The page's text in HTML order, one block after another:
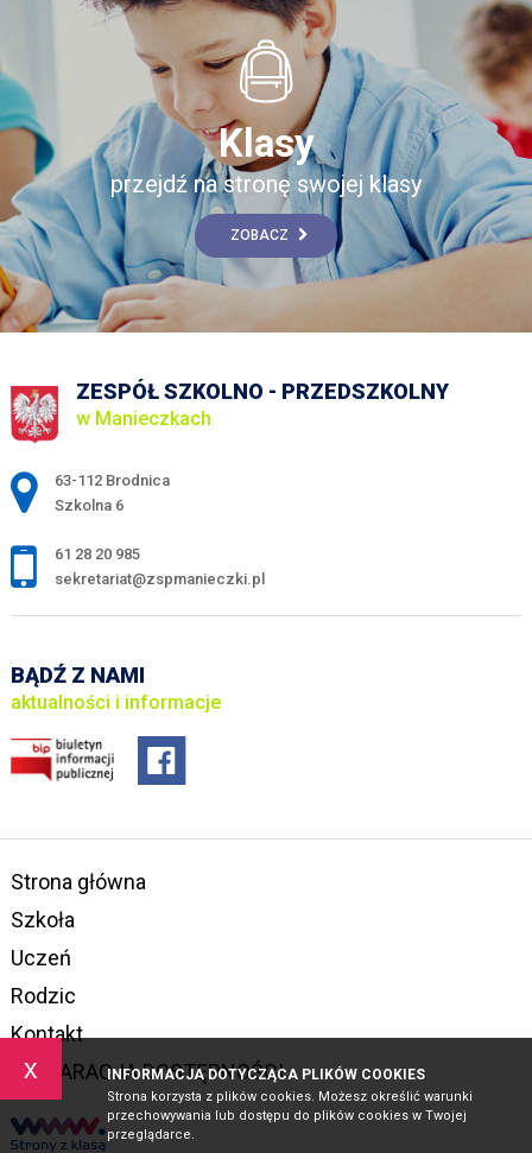
x INFORMACJA DOTYCZĄCA PLIKÓW COOKIES
Strona korzysta z plików cookies. Możesz określić warunki
przechowywania lub dostępu do plików cookies w Twojej
przeglądarce.
Klasy
przejdź na stronę swojej klasy
ZOBACZ
ZESPÓŁ SZKOLNO - PRZEDSZKOLNY
w Manieczkach
Adres pocztowy:
63-112 Brodnica
Szkolna 6
61 28 20 985
sekretariat@zspmanieczki.pl
BĄDŹ Z NAMI
aktualności i informacje
Strona główna
Szkoła
Uczeń
Rodzic
Kontakt
DEKLARACJA DOSTĘPNOŚCI